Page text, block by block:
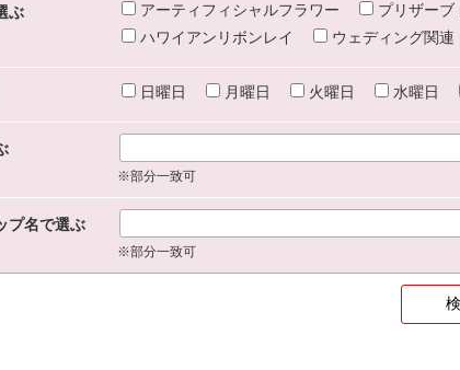
ぶ アーティフィシャルフラワー プリザーブ
ハワイアンリボンレイ
ウェディング関連
日曜日 月曜日 火曜日 水曜日
※部分一致可
プ名で選ぶ
※部分一致可